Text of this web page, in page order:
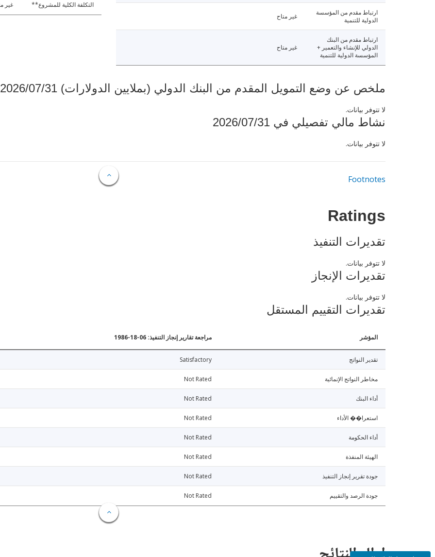
ارتباط مقدم من المؤسسة
الدولية للتنمية
غير متاح
ارتباط مقدم من البنك
الدولي للإنشاء والتعمير +
المؤسسة الدولية للتنمية
غير متاح
التكلفة الكلية للمشروع** غير
ملخص عن وضع التمويل المقدم من البنك الدولي (بملايين الدولارات) 2026/07/31
لا تتوفر بيانات.
نشاط مالي تفصيلي في 2026/07/31
لا تتوفر بيانات.
Footnotes
Ratings
تقديرات التنفيذ
لا تتوفر بيانات.
تقديرات الإنجاز
لا تتوفر بيانات.
تقديرات التقييم المستقل
المؤشر مراجعة تقارير إنجاز التنفيذ: 06-18-1986
تقدير النواتج Satisfactory
مخاطر النواتج الإنمائية Not Rated
أداء البنك Not Rated
استعرا�� الأداء Not Rated
أداء الحكومة Not Rated
الهيئة المنفذة Not Rated
جودة تقرير إنجاز التنفيذ Not Rated
جودة الرصد والتقييم Not Rated